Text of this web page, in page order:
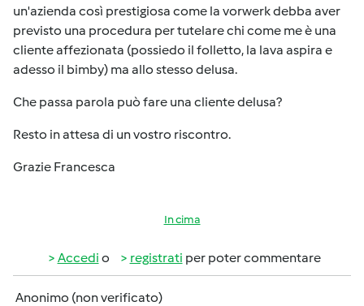
un'azienda così prestigiosa come la vorwerk debba aver
previsto una procedura per tutelare chi come me è una
cliente affezionata (possiedo il folletto, la lava aspira e
adesso il bimby) ma allo stesso delusa.
Che passa parola può fare una cliente delusa?
Resto in attesa di un vostro riscontro.
Grazie Francesca
In cima
Accedi o registrati per poter commentare
Anonimo (non verificato)